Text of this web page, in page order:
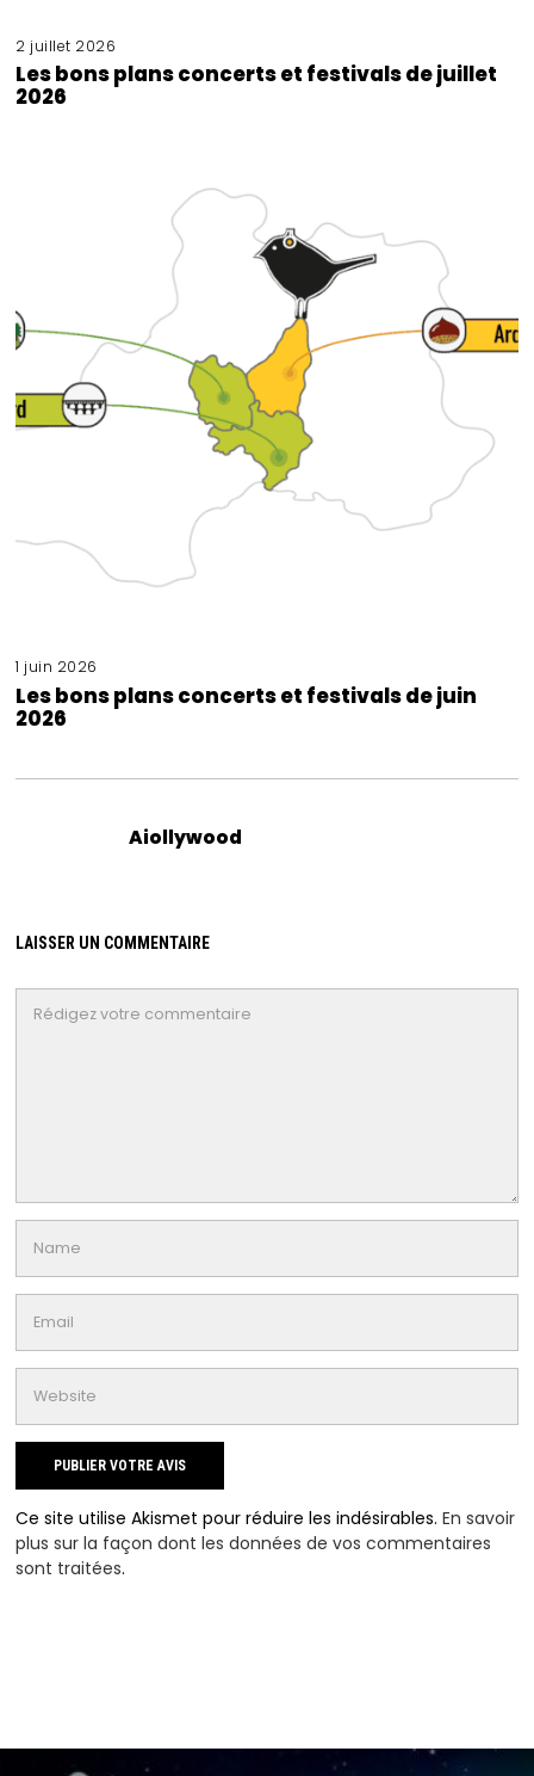
2 juillet 2026
Les bons plans concerts et festivals de juillet
2026
1 juin 2026
Les bons plans concerts et festivals de juin
2026
Aiollywood
LAISSER UN COMMENTAIRE
Ce site utilise Akismet pour réduire les indésirables.En savoir
plus sur la façon dont les données de vos commentaires
sont traitées.